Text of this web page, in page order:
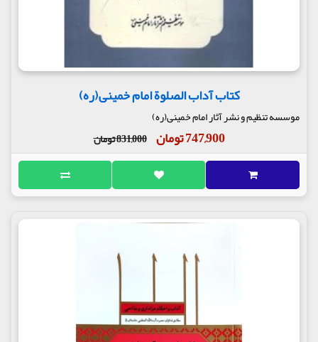
کتاب آداب الصلوة امام خمینی(ره)
موسسه تنظیم و نشر آثار امام خمینی(ره)
747,900 تومان 831,000 تومان